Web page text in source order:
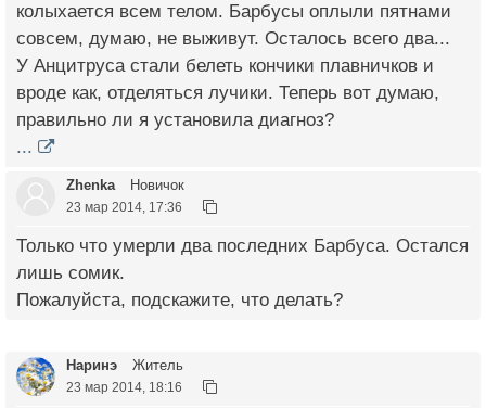
колыхается всем телом. Барбусы оплыли пятнами
совсем, думаю, не выживут. Осталось всего два...
У Анцитруса стали белеть кончики плавничков и
вроде как, отделяться лучики. Теперь вот думаю,
правильно ли я установила диагноз?
...
Zhenka Новичок
23 мар 2014, 17:36
Только что умерли два последних Барбуса. Остался
лишь сомик.
Пожалуйста, подскажите, что делать?
Наринэ Житель
23 мар 2014, 18:16